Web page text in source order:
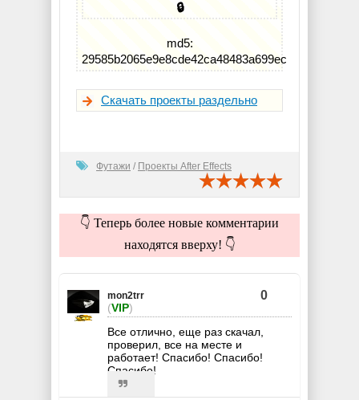
🔒
md5:
29585b2065e9e8cde42ca48483a699ec
Скачать проекты раздельно
Футажи / Проекты After Effects
👇 Теперь более новые комментарии
находятся вверху! 👇
mon2trr
(VIP)
0
Все отлично, еще раз скачал,
проверил, все на месте и
работает! Спасибо! Спасибо!
Спасибо!